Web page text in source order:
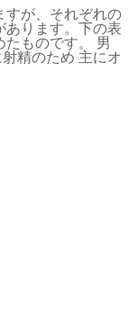
すが、それぞれの
あります。下の表
ものです。 男
精のため 主にオ